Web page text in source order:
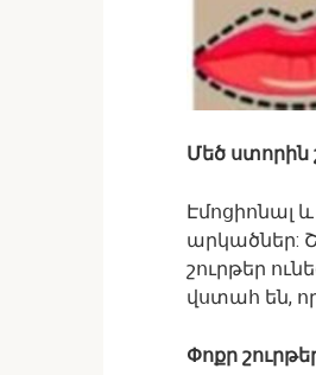
Մեծ ստորին
Էմոցիոնալ
արկածներ:
շուրթեր
վստահ են,
Փոքր